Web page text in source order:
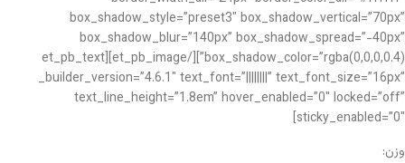
box_shadow_style=”preset3″ box_shadow_vertical=”70px”
box_shadow_blur=”140px” box_shadow_spread=”-40px”
box_shadow_color=”rgba(0,0,0,0.4)”][/et_pb_image][et_pb_text
_builder_version=”4.6.1″ text_font=”||||||||” text_font_size=”16px”
text_line_height=”1.8em” hover_enabled=”0″ locked=”off”
sticky_enabled=”0″]
وزن: